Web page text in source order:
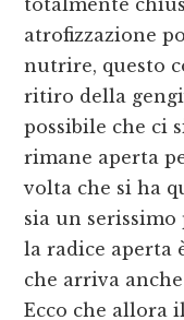
totalmente
atrofizzazione
nutrire, questo
ritiro della
possibile che ci
rimane aperta
volta che si ha
sia un
la radice aperta
che arriva
Ecco che allora